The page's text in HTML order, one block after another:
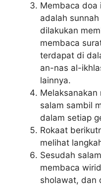
Membaca
adalah
dilakukan
membaca
terdapat di
an-nas al-
lainnya.
Melaksanakan
salam sambil
dalam setiap
Rokaat
melihat
Sesudah
membaca
sholawat, dan